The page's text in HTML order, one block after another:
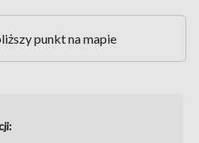
punkt na mapie